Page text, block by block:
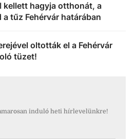
kellett hagyja otthonát, a
a tűz Fehérvár határában
oltották el a Fehérvár
tüzet!
induló heti hírlevelünkre!